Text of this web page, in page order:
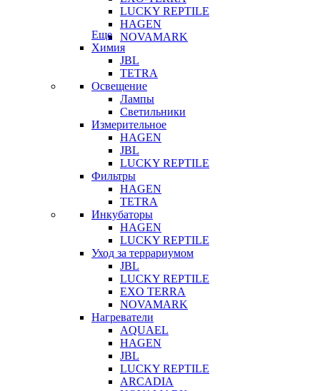
LUCKY REPTILE
HAGEN
NOVAMARK
Еще
Химия
JBL
TETRA
Освещение
Лампы
Светильники
Измерительное
HAGEN
JBL
LUCKY REPTILE
Фильтры
HAGEN
TETRA
Инкубаторы
HAGEN
LUCKY REPTILE
Уход за террариумом
JBL
LUCKY REPTILE
EXO TERRA
NOVAMARK
Нагреватели
AQUAEL
HAGEN
JBL
LUCKY REPTILE
ARCADIA